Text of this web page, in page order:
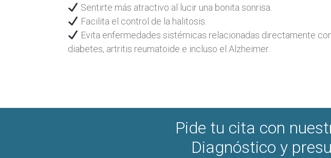
Sentirte más atractivo al lucir una bonita sonrisa.
Facilita el control de la halitosis.
Evita enfermedades sistémicas relacionadas directamente
diabetes, artritis reumatoide e incluso el Alzheimer.
Pide tu cita con
Diagnóstico y